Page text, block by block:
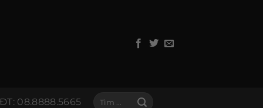
ĐT: 08.8888.5665
Tìm